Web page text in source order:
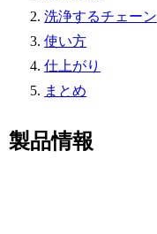
洗浄するチェーン
使い方
仕上がり
まとめ
製品情報